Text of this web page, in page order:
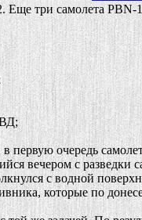
три самолета PBN-
очередь
с разведки
с водной
которые по